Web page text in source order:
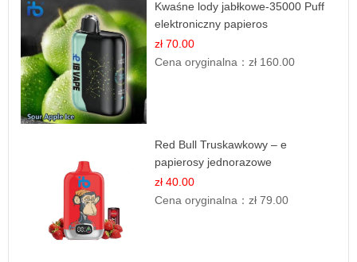
Kwaśne lody jabłkowe-35000 Puff
elektroniczny papieros
zł 70.00
Cena oryginalna：zł 160.00
Red Bull Truskawkowy – e
papierosy jednorazowe
zł 40.00
Cena oryginalna：zł 79.00